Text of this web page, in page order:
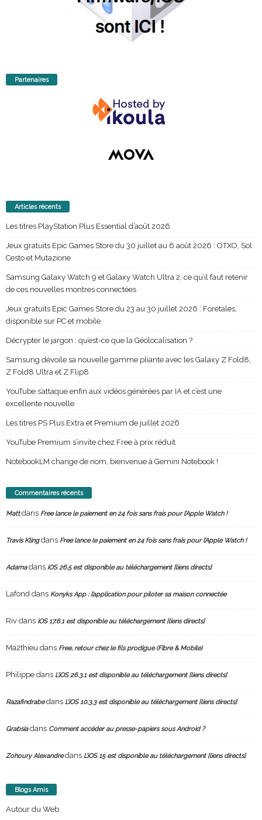
Partenaires
Articles récents
Les titres PlayStation Plus Essential d’août 2026
Jeux gratuits Epic Games Store du 30 juillet au 6 août 2026 : OTXO, Sol
Cesto et Mutazione
Samsung Galaxy Watch 9 et Galaxy Watch Ultra 2, ce qu’il faut retenir
de ces nouvelles montres connectées
Jeux gratuits Epic Games Store du 23 au 30 juillet 2026 : Foretales,
disponible sur PC et mobile
Décrypter le jargon : qu’est-ce que la Géolocalisation ?
Samsung dévoile sa nouvelle gamme pliante avec les Galaxy Z Fold8,
Z Fold8 Ultra et Z Flip8
YouTube s’attaque enfin aux vidéos générées par IA et c’est une
excellente nouvelle
Les titres PS Plus Extra et Premium de juillet 2026
YouTube Premium s’invite chez Free à prix réduit
NotebookLM change de nom, bienvenue à Gemini Notebook !
Commentaires récents
Mattdans Free lance le paiement en 24 fois sans frais pour l’Apple Watch !
Travis Klingdans Free lance le paiement en 24 fois sans frais pour l’Apple Watch !
Adamadans iOS 26.5 est disponible au téléchargement [liens directs]
Lafond dans Konyks App : l’application pour piloter sa maison connectée
Riv dans iOS 17.6.1 est disponible au téléchargement [liens directs]
Ma2thieu dans Free, retour chez le fils prodigue (Fibre & Mobile)
Philippe dans L’iOS 26.3.1 est disponible au téléchargement [liens directs]
Razafindrabedans L’iOS 10.3.3 est disponible au téléchargement [liens directs]
Grabsiadans Comment accéder au presse-papiers sous Android ?
Zohoury Alexandredans L’iOS 15 est disponible au téléchargement [liens directs]
Blogs Amis
Autour du Web